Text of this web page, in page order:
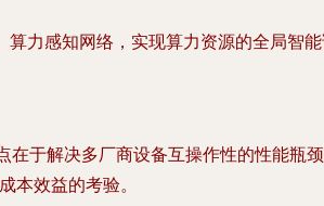
力感知网络，实现算力资源的全局智
于解决多厂商设备互操作性的性能瓶
本效益的考验。